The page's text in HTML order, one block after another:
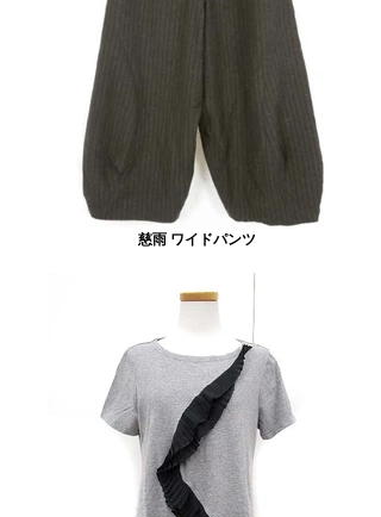
慈雨 ワイドパンツ